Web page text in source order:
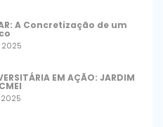
A Concretização de um
2025
EM AÇÃO: JARDIM
2025